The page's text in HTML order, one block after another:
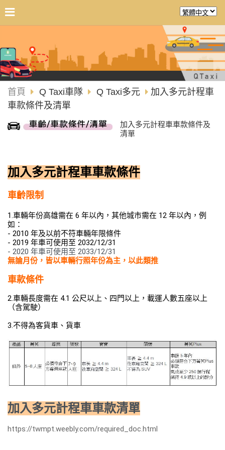
首頁 Q Taxi車隊 Q Taxi多元
加入多元計程車
車款條件及清單
加入多元計程車車款條件及
清單
加入多元計程車車款條件​
車齡限制
1.車輛年份高雄需在 6 年以內，其他城市需在 12 年以內，例
如：
- 2010 年及以前不符車輛年限條件
- 2019 年車可使用至 2032/12/31
- 2020 年車可使用至 2033/12/31
無論月份，皆以車輛行照年份為主，以此類推
車款條件
2.車輛長度需在 4.1 公尺以上、四門以上，載運人數五座以上
（含駕駛）
​3.不得為客貨車、貨車
加入多元計程車車款清單
https://twmpt.weebly.com/required_doc.html